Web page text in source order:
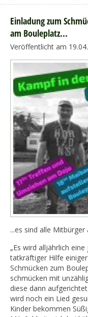
Einladung zum
am Bouleplatz...
Veröffentlicht am
...es sind alle
„Es wird alljährlich
tatkräftiger Hilfe
Schmücken zum
schmücken mit
diese dann
wird noch ein Lied
Kinder bekommen